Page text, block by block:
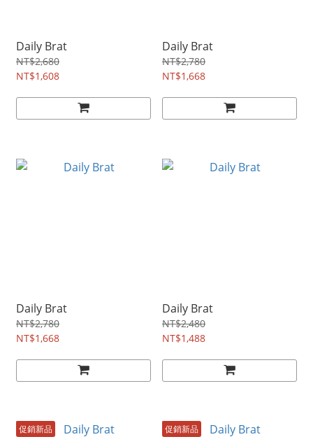
Daily Brat
NT$2,680
NT$1,608
Daily Brat
NT$2,780
NT$1,668
Daily Brat
NT$2,780
NT$1,668
Daily Brat
NT$2,480
NT$1,488
促銷新品 促銷新品